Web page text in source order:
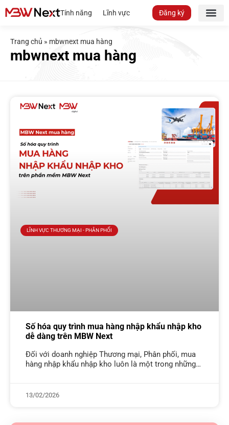
Tính năng Lĩnh vực Đăng ký
Trang chủ » mbwnext mua hàng
mbwnext mua hàng
LĨNH VỰC THƯƠNG MẠI - PHÂN PHỐI
Số hóa quy trình mua hàng nhập khẩu nhập kho
dễ dàng trên MBW Next
Đối với doanh nghiệp Thương mại, Phân phối, mua
hàng nhập khẩu nhập kho luôn là một trong những
13/02/2026